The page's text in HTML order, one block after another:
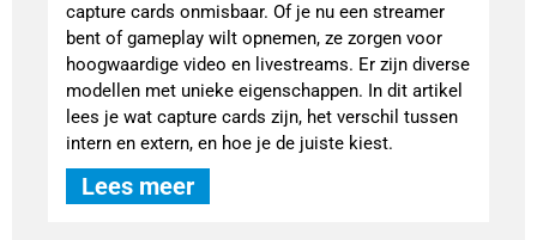
capture cards onmisbaar. Of je nu een streamer
bent of gameplay wilt opnemen, ze zorgen voor
hoogwaardige video en livestreams. Er zijn diverse
modellen met unieke eigenschappen. In dit artikel
lees je wat capture cards zijn, het verschil tussen
intern en extern, en hoe je de juiste kiest.
Lees meer